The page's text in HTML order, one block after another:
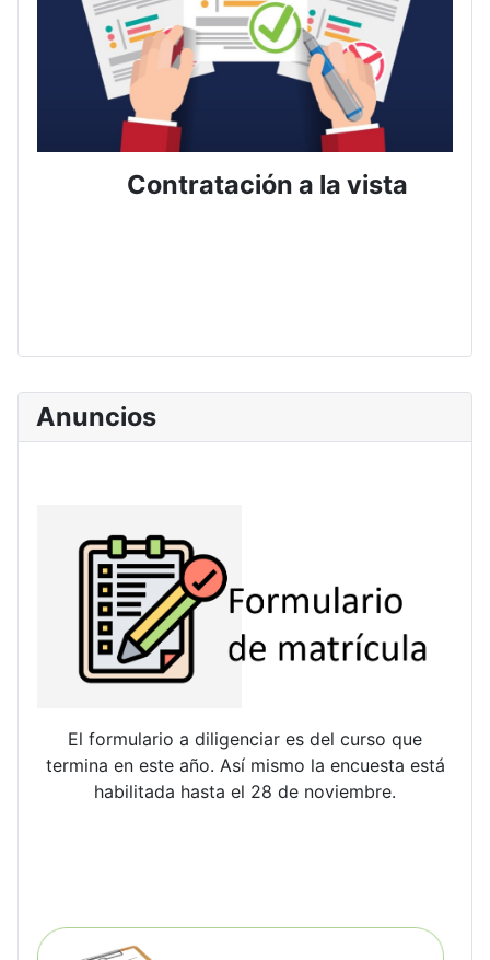
Anuncios
El formulario a diligenciar es del curso que
termina en este año. Así mismo la encuesta está
habilitada hasta el 28 de noviembre.
Contratación a la vista